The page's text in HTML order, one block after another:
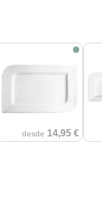
desde 14,95 €